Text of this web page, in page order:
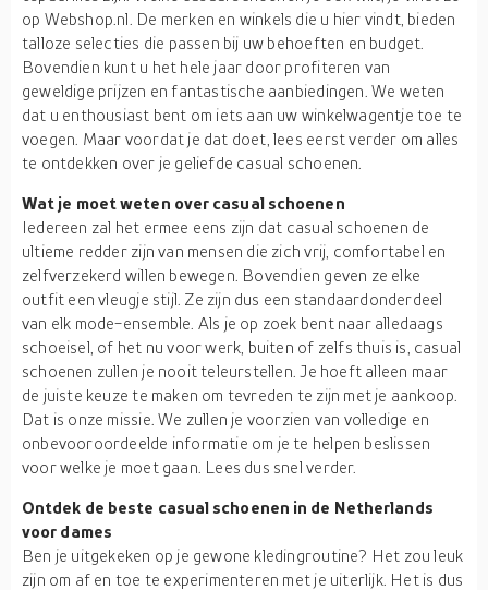
op Webshop.nl. De merken en winkels die u hier vindt, bieden
talloze selecties die passen bij uw behoeften en budget.
Bovendien kunt u het hele jaar door profiteren van
geweldige prijzen en fantastische aanbiedingen. We weten
dat u enthousiast bent om iets aan uw winkelwagentje toe te
voegen. Maar voordat je dat doet, lees eerst verder om alles
te ontdekken over je geliefde casual schoenen.
Wat je moet weten over casual schoenen
Iedereen zal het ermee eens zijn dat casual schoenen de
ultieme redder zijn van mensen die zich vrij, comfortabel en
zelfverzekerd willen bewegen. Bovendien geven ze elke
outfit een vleugje stijl. Ze zijn dus een standaardonderdeel
van elk mode-ensemble. Als je op zoek bent naar alledaags
schoeisel, of het nu voor werk, buiten of zelfs thuis is, casual
schoenen zullen je nooit teleurstellen. Je hoeft alleen maar
de juiste keuze te maken om tevreden te zijn met je aankoop.
Dat is onze missie. We zullen je voorzien van volledige en
onbevooroordeelde informatie om je te helpen beslissen
voor welke je moet gaan. Lees dus snel verder.
Ontdek de beste casual schoenen in de Netherlands
voor dames
Ben je uitgekeken op je gewone kledingroutine? Het zou leuk
zijn om af en toe te experimenteren met je uiterlijk. Het is dus